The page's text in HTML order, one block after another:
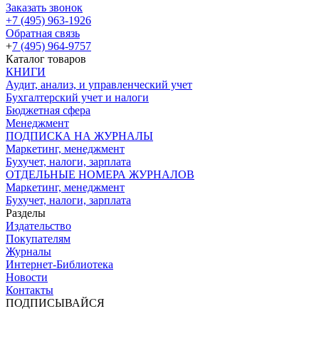
Заказать звонок
+7 (495) 963-1926
Обратная связь
+7 (495) 964-9757
Каталог товаров
КНИГИ
Аудит, анализ, и управленческий учет
Бухгалтерский учет и налоги
Бюджетная сфера
Менеджмент
ПОДПИСКА НА ЖУРНАЛЫ
Маркетинг, менеджмент
Бухучет, налоги, зарплата
ОТДЕЛЬНЫЕ НОМЕРА ЖУРНАЛОВ
Маркетинг, менеджмент
Бухучет, налоги, зарплата
Разделы
Издательство
Покупателям
Журналы
Интернет-Библиотека
Новости
Контакты
ПОДПИСЫВАЙСЯ